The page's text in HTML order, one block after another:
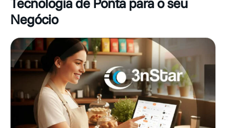
Negócio